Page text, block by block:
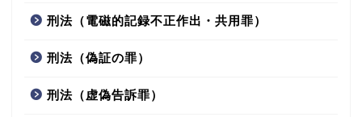
刑法（電磁的記録不正作出・共用罪）
刑法（偽証の罪）
刑法（虚偽告訴罪）